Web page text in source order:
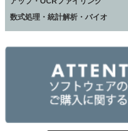
数式処理・統計解析・バイオ